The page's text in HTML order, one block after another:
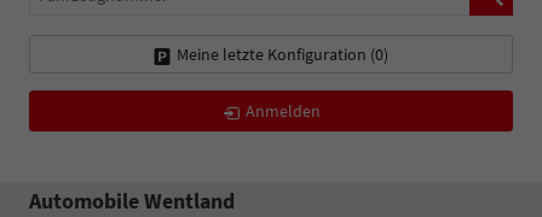
Meine letzte Konfiguration (0)
Anmelden
Automobile Wentland